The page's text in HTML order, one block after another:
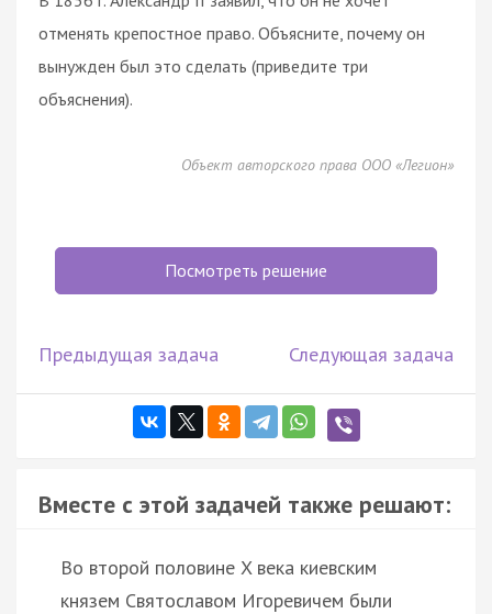
отменять крепостное право. Объясните, почему он
вынужден был это сделать (приведите три
объяснения).
Объект авторского права ООО «Легион»
Посмотреть решение
Предыдущая задача Следующая задача
Вместе с этой задачей также решают:
Во второй половине X века киевским
князем Святославом Игоревичем были